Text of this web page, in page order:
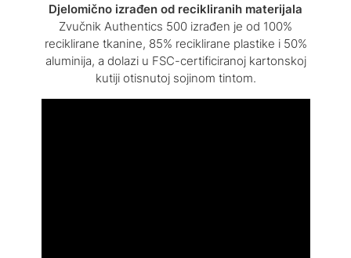
Djelomično izrađen od recikliranih materijala
Zvučnik Authentics 500 izrađen je od 100%
reciklirane tkanine, 85% reciklirane plastike i 50%
aluminija, a dolazi u FSC-certificiranoj kartonskoj
kutiji otisnutoj sojinom tintom.